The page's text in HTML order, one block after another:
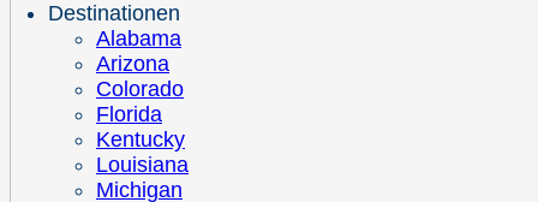
Destinationen
Alabama
Arizona
Colorado
Florida
Kentucky
Louisiana
Michigan